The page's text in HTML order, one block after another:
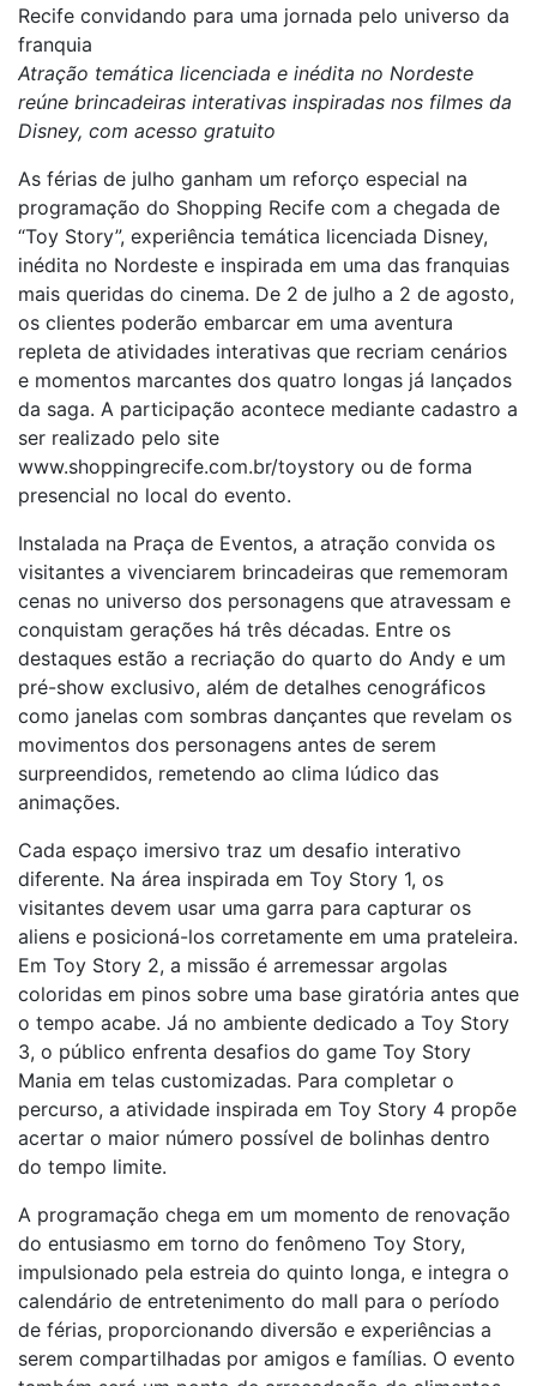
Recife convidando para uma jornada pelo universo da
franquia
Atração temática licenciada e inédita no Nordeste
reúne brincadeiras interativas inspiradas nos filmes da
Disney, com acesso gratuito
As férias de julho ganham um reforço especial na
programação do Shopping Recife com a chegada de
“Toy Story”, experiência temática licenciada Disney,
inédita no Nordeste e inspirada em uma das franquias
mais queridas do cinema. De 2 de julho a 2 de agosto,
os clientes poderão embarcar em uma aventura
repleta de atividades interativas que recriam cenários
e momentos marcantes dos quatro longas já lançados
da saga. A participação acontece mediante cadastro a
ser realizado pelo site
www.shoppingrecife.com.br/toystory ou de forma
presencial no local do evento.
Instalada na Praça de Eventos, a atração convida os
visitantes a vivenciarem brincadeiras que rememoram
cenas no universo dos personagens que atravessam e
conquistam gerações há três décadas. Entre os
destaques estão a recriação do quarto do Andy e um
pré-show exclusivo, além de detalhes cenográficos
como janelas com sombras dançantes que revelam os
movimentos dos personagens antes de serem
surpreendidos, remetendo ao clima lúdico das
animações.
Cada espaço imersivo traz um desafio interativo
diferente. Na área inspirada em Toy Story 1, os
visitantes devem usar uma garra para capturar os
aliens e posicioná-los corretamente em uma prateleira.
Em Toy Story 2, a missão é arremessar argolas
coloridas em pinos sobre uma base giratória antes que
o tempo acabe. Já no ambiente dedicado a Toy Story
3, o público enfrenta desafios do game Toy Story
Mania em telas customizadas. Para completar o
percurso, a atividade inspirada em Toy Story 4 propõe
acertar o maior número possível de bolinhas dentro
do tempo limite.
A programação chega em um momento de renovação
do entusiasmo em torno do fenômeno Toy Story,
impulsionado pela estreia do quinto longa, e integra o
calendário de entretenimento do mall para o período
de férias, proporcionando diversão e experiências a
serem compartilhadas por amigos e famílias. O evento